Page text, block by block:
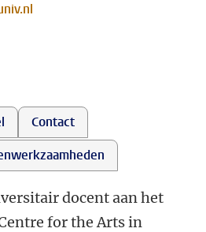
Contact
docent aan het
for the Arts in